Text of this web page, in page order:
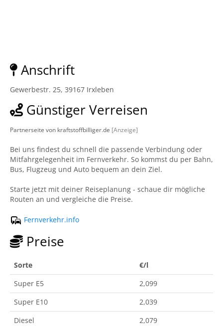
Anschrift
Gewerbestr. 25, 39167 Irxleben
Günstiger Verreisen
Partnerseite von kraftstoffbilliger.de [Anzeige]
Bei uns findest du schnell die passende Verbindung oder
Mitfahrgelegenheit im Fernverkehr. So kommst du per Bahn,
Bus, Flugzeug und Auto bequem an dein Ziel.
Starte jetzt mit deiner Reiseplanung - schaue dir mögliche
Routen an und vergleiche die Preise.
Fernverkehr.info
Preise
Sorte
€/l
Super E5
2,099
Super E10
2,039
Diesel
2,079